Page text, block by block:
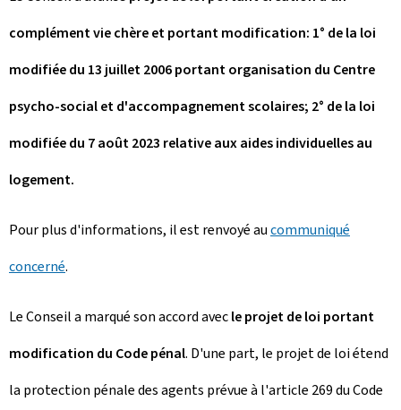
complément vie chère et portant modification: 1° de la loi
modifiée du 13 juillet 2006 portant organisation du Centre
psycho-social et d'accompagnement scolaires; 2° de la loi
modifiée du 7 août 2023 relative aux aides individuelles au
logement.
Pour plus d'informations, il est renvoyé aucommuniqué
concerné.
Le Conseil a marqué son accord avecle projet de loi portant
modification du Code pénal. D'une part, le projet de loi étend
la protection pénale des agents prévue à l'article 269 du Code